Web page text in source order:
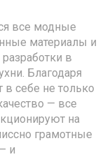
все модные
материалы и
в
Благодаря
в себе не только
— все
на
грамотные
и